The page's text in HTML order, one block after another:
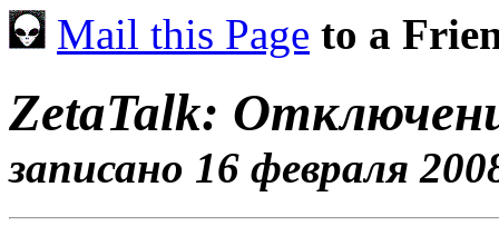
Mail this Page to a
ZetaTalk:
записано 16 февраля